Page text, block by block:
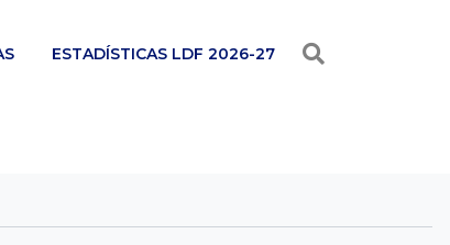
ESTADÍSTICAS LDF 2026-27